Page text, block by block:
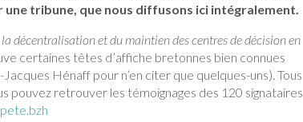
tribune, que nous diffusons ici intégralement.
décentralisation et du maintien des centres de décision en
certaines têtes d’affiche bretonnes bien connues
Hénaff pour n’en citer que quelques-uns). Tous
retrouver les témoignages des 120 signataires